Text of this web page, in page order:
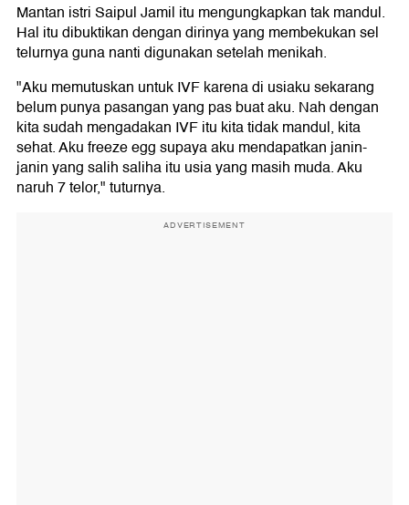
Mantan istri Saipul Jamil itu mengungkapkan tak mandul.
Hal itu dibuktikan dengan dirinya yang membekukan sel
telurnya guna nanti digunakan setelah menikah.
"Aku memutuskan untuk IVF karena di usiaku sekarang
belum punya pasangan yang pas buat aku. Nah dengan
kita sudah mengadakan IVF itu kita tidak mandul, kita
sehat. Aku freeze egg supaya aku mendapatkan janin-
janin yang salih saliha itu usia yang masih muda. Aku
naruh 7 telor," tuturnya.
ADVERTISEMENT